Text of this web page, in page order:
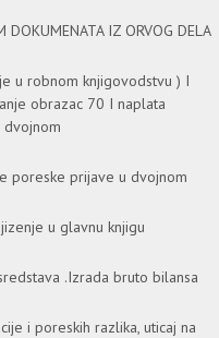
DOKUMENATA IZ ORVOG DELA
u robnom knjigovodstvu ) I
obrazac 70 I naplata
dvojnom
poreske prijave u dvojnom
u glavnu knjigu
.Izrada bruto bilansa
i poreskih razlika, uticaj na